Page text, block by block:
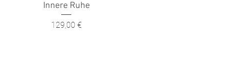
Schnellansicht
Innere Ruhe
Preis
129,00 €